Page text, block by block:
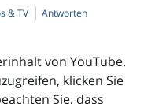
& TV
Antworten
von YouTube.
klicken Sie
Sie, dass